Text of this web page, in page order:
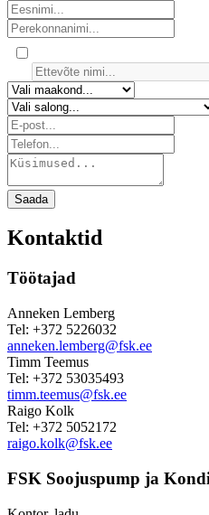
Saada
Kontaktid
Töötajad
Anneken Lemberg
Tel: +372 5226032
anneken.lemberg@fsk.ee
Timm Teemus
Tel: +372 53035493
timm.teemus@fsk.ee
Raigo Kolk
Tel: +372 5052172
raigo.kolk@fsk.ee
FSK Soojuspump ja